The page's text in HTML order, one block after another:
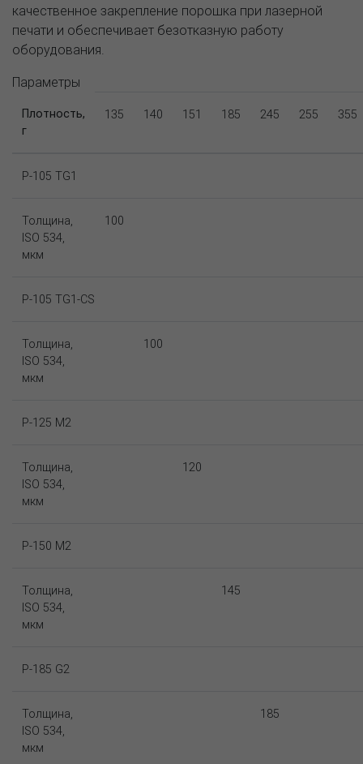
качественное закрепление порошка при лазерной
печати и обеспечивает безотказную работу
оборудования.
Параметры
Плотность,
г
135 140 151 185 245 255 355
P-105 TG1
Толщина,
ISO 534,
мкм
100
P-105 TG1-CS
Толщина,
ISO 534,
мкм
100
P-125 M2
Толщина,
ISO 534,
мкм
120
P-150 M2
Толщина,
ISO 534,
мкм
145
P-185 G2
Толщина,
ISO 534,
мкм
185